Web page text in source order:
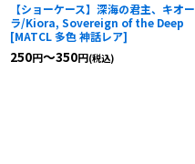
【ショーケース】深海の君主、キオー
ラ/Kiora, Sovereign of the Deep
[MATCL 多色 神話レア]
250円～350円(税込)